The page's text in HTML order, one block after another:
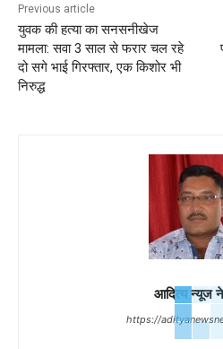
Previous article
युवक की हत्या का सनसनीखेज
मामला: सवा 3 साल से फरार चल रहे
दो सगे भाई गिरफ्तार, एक किशोर भी
निरुद्ध
आदित्य न्यूज
https://